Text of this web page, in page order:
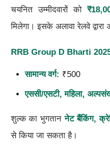
चयनित उम्मीदवारों को
मिलेगा। इसके अलावा रेलवे द्वारा
RRB Group D Bharti
सामान्य वर्ग: ₹500
एससी/एसटी,महिला,
शुल्क का भुगताननेट बैंकिंग,
से किया जा सकता है।